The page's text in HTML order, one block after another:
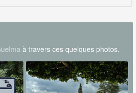
à travers ces quelques photos.